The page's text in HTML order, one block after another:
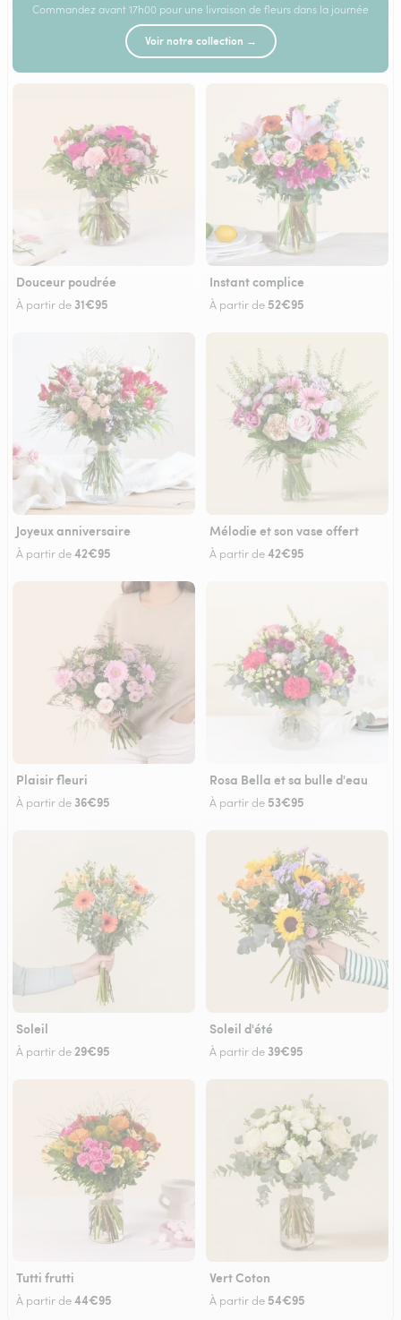
Commandez avant 17h00 pour une livraison de fleurs dans la journée
Voir notre collection →
Douceur poudrée
À partir de 31€95
Instant complice
À partir de 52€95
Joyeux anniversaire
À partir de42€95
Mélodie et son vase offert
À partir de42€95
Plaisir fleuri
À partir de 36€95
Rosa Bella et sa bulle d'eau
À partir de 53€95
Soleil
À partir de29€95
Soleil d'été
À partir de 39€95
Tutti frutti
À partir de44€95
Vert Coton
À partir de 54€95